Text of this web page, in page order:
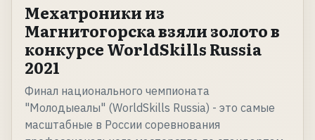
Мехатроники из
Магнитогорска взяли золото в
конкурсе WorldSkills Russia
2021
Финал национального чемпионата
"Молодыеалы" (WorldSkills Russia) - это самые
масштабные в России соревнования